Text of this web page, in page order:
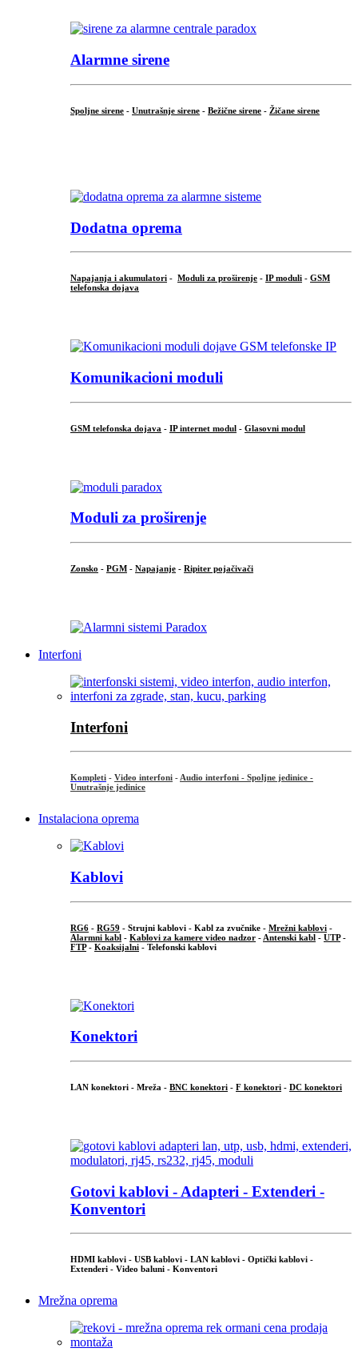
Alarmne sirene
Spoljne sirene - Unutrašnje sirene - Bežične sirene - Žičane sirene
Dodatna oprema
Napajanja i akumulatori - Moduli za proširenje - IP moduli - GSM
telefonska dojava
Komunikacioni moduli
GSM telefonska dojava - IP internet modul - Glasovni modul
Moduli za proširenje
Zonsko - PGM - Napajanje - Ripiter pojačivači
Interfoni
Interfoni
Kompleti - Video interfoni - Audio interfoni - Spoljne jedinice -
Unutrašnje jedinice
Instalaciona oprema
Kablovi
RG6 - RG59 - Strujni kablovi - Kabl za zvučnike - Mrežni kablovi -
Alarmni kabl - Kablovi za kamere video nadzor - Antenski kabl - UTP-
FTP- Koaksijalni - Telefonski kablovi
Konektori
LAN konektori - Mreža - BNC konektori - F konektori - DC konektori
Gotovi kablovi - Adapteri - Extenderi -
Konventori
HDMI kablovi - USB kablovi - LAN kablovi - Optički kablovi -
Extenderi - Video baluni - Konventori
Mrežna oprema